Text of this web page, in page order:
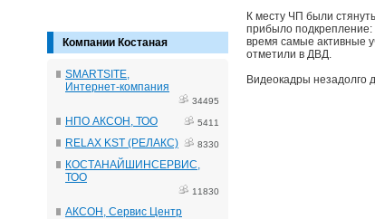
Компании Костаная
SMARTSITE,
Интернет-компания
34495
НПО АКСОН, ТОО 5411
RELAX KST (РЕЛАКС) 8330
КОСТАНАЙШИНСЕРВИС,
ТОО
11830
АКСОН, Сервис Центр
К месту ЧП были
прибыло
время самые активные
отметили в ДВД.
Видеокадры незадолго